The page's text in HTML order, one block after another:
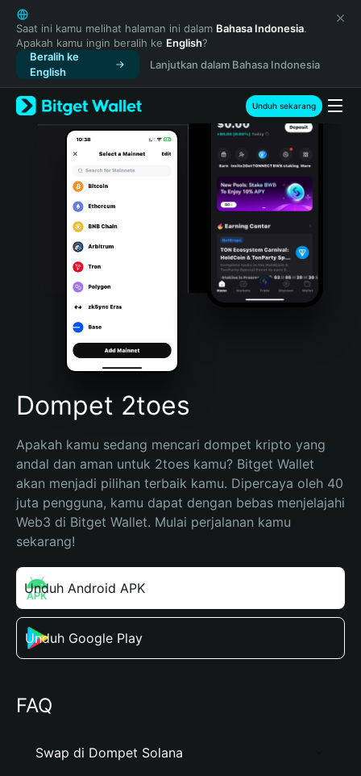
English
日本語
Tiếng Việt
Русский
Español (Latinoamérica)
Türkçe
Italiano
Português (Portugal)
Bahasa Indonesia
Português (Brasil)
Español (Argentina)
Saat ini kamu melihat halaman ini dalam Bahasa Indonesia.
Apakah kamu ingin beralih ke English?
Beralih ke
English
Lanjutkan dalam Bahasa Indonesia
Unduh sekarang
Dompet 2toes
Apakah kamu sedang mencari dompet kripto yang
andal dan aman untuk 2toes kamu? Bitget Wallet
akan menjadi pilihan terbaik kamu. Dipercaya oleh 40
juta pengguna, kamu dapat dengan bebas menjelajahi
Web3 di Bitget Wallet. Mulai perjalanan kamu
sekarang!
Unduh Android APK
Unduh Google Play
FAQ
Swap di Dompet Solana